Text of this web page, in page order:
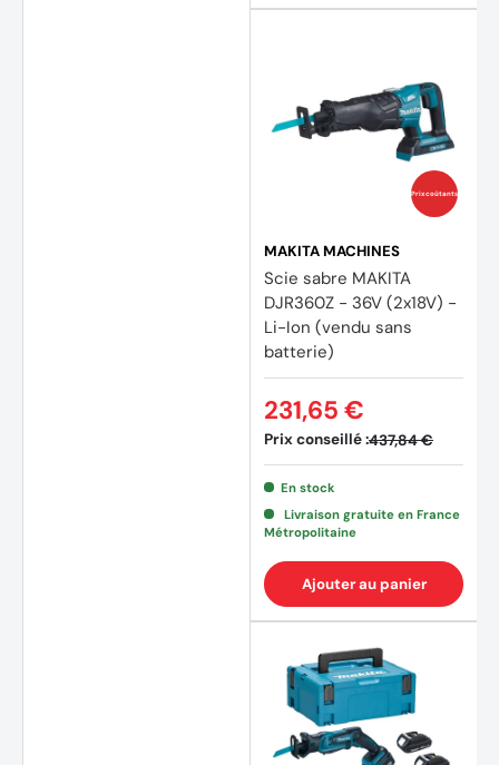
Prix coûtants
MAKITA MACHINES
Scie sabre MAKITA
DJR360Z - 36V (2x18V) -
Li-Ion (vendu sans
batterie)
Prix conseillé :437,84 €
231,65 €
En stock
Livraison gratuite en France
Métropolitaine
Ajouter au panier